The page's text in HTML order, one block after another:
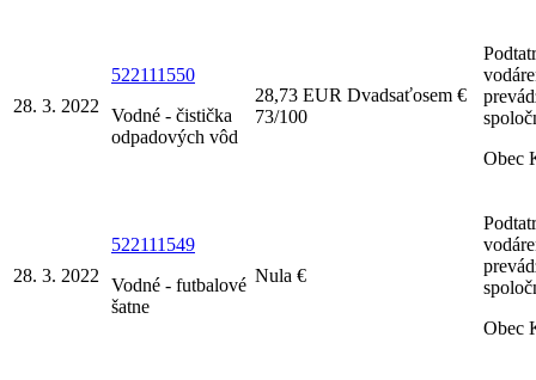
28. 3. 2022
522111550
Vodné - čistička
odpadových vôd
28,73 EUR Dvadsaťosem €
73/100
Obec
28. 3. 2022
522111549
Vodné - futbalové
šatne
Nula €
Obec